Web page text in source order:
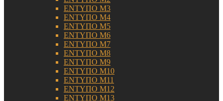
ΕΝΤΥΠΟ Μ3
ΕΝΤΥΠΟ Μ4
ΕΝΤΥΠΟ Μ5
ΕΝΤΥΠΟ Μ6
ΕΝΤΥΠΟ Μ7
ΕΝΤΥΠΟ Μ8
ΕΝΤΥΠΟ Μ9
ΕΝΤΥΠΟ Μ10
ΕΝΤΥΠΟ Μ11
ΕΝΤΥΠΟ Μ12
ΕΝΤΥΠΟ Μ13